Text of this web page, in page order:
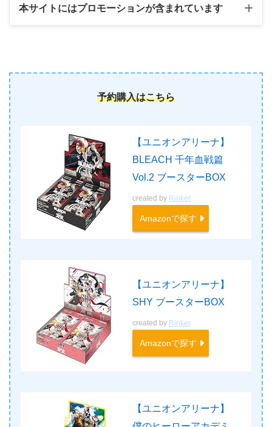
本サイトにはプロモーションが含まれています
予約購入はこちら
【ユニオンアリーナ】
BLEACH 千年血戦篇
Vol.2 ブースターBOX
created by Rinker
Amazonで探す
【ユニオンアリーナ】
SHY ブースターBOX
created by Rinker
Amazonで探す
【ユニオンアリーナ】